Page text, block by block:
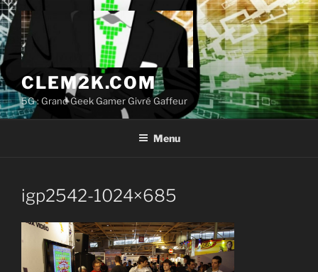
Aller
au
contenu
principal
CLEM2K.COM
5G : Grand Geek Gamer Givré Gaffeur
Menu
igp2542-1024×685